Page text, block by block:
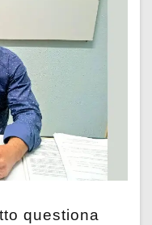
questiona